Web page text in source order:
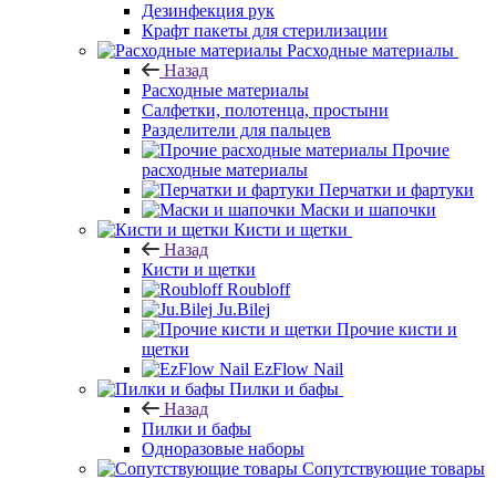
Дезинфекция рук
Крафт пакеты для стерилизации
Расходные материалы
Назад
Расходные материалы
Салфетки, полотенца, простыни
Разделители для пальцев
Прочие
расходные материалы
Перчатки и фартуки
Маски и шапочки
Кисти и щетки
Назад
Кисти и щетки
Roubloff
Ju.Bilej
Прочие кисти и
щетки
EzFlow Nail
Пилки и бафы
Назад
Пилки и бафы
Одноразовые наборы
Сопутствующие товары